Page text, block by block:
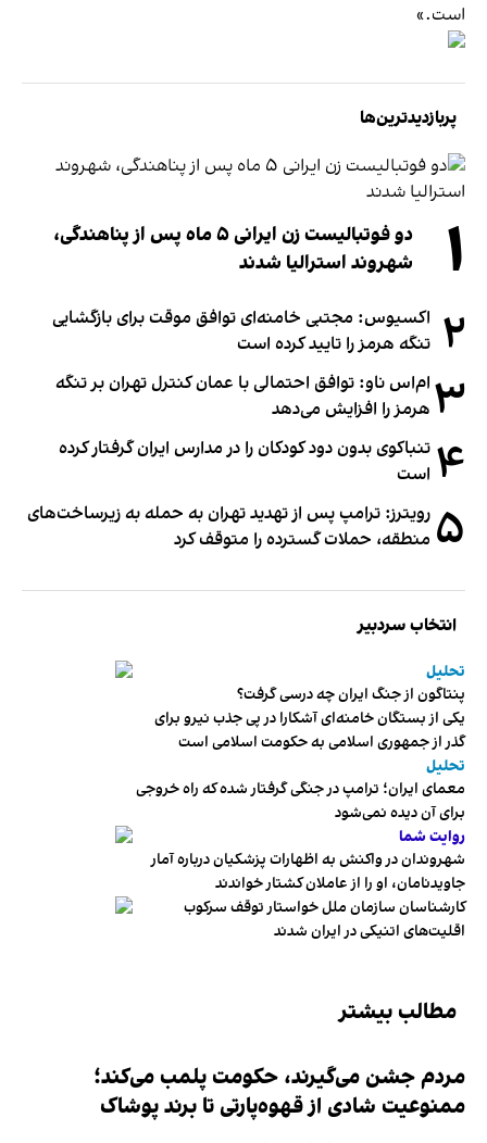
است.»
پربازدیدترین‌ها
۱
دو فوتبالیست زن ایرانی ۵ ماه پس از پناهندگی،
شهروند استرالیا شدند
۲ اکسیوس: مجتبی خامنه‌ای توافق موقت برای بازگشایی
تنگه هرمز را تایید کرده است
۳ ام‌اس ناو: توافق احتمالی با عمان کنترل تهران بر تنگه
هرمز را افزایش می‌دهد
۴ تنباکوی بدون دود کودکان را در مدارس ایران گرفتار کرده
است
۵ رویترز: ترامپ پس از تهدید تهران به حمله به زیرساخت‌های
منطقه، حملات گسترده را متوقف کرد
انتخاب سردبیر
تحلیل
پنتاگون از جنگ ایران چه درسی گرفت؟
یکی از بستگان خامنه‌ای آشکارا در پی جذب نیرو برای
گذر از جمهوری اسلامی به حکومت اسلامی است
تحلیل
معمای ایران؛ ترامپ در جنگی گرفتار شده که راه خروجی
برای آن دیده نمی‌شود
روایت شما
شهروندان در واکنش به اظهارات پزشکیان درباره آمار
جاویدنامان، او را از عاملان کشتار خواندند
کارشناسان سازمان ملل خواستار توقف سرکوب
اقلیت‌های اتنیکی در ایران شدند
مطالب بیشتر
مردم جشن می‌گیرند، حکومت پلمب می‌کند؛
ممنوعیت شادی از قهوه‌پارتی تا برند پوشاک